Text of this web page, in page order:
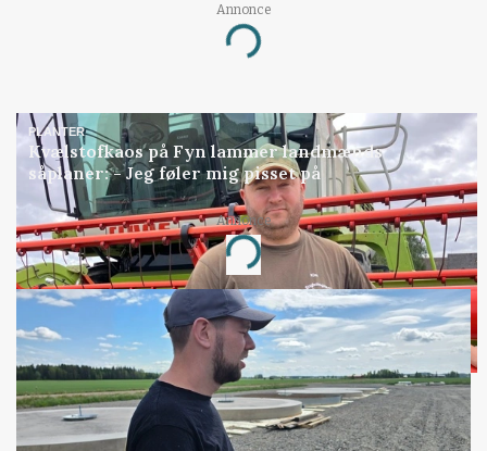
Annonce
Loading...
PLANTER
Kvælstofkaos på Fyn lammer landmænds
såplaner: - Jeg føler mig pisset på
Annonce
Loading...